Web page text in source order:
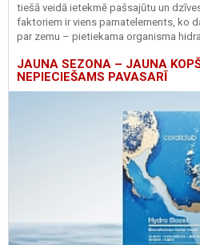
tiešā veidā ietekmē pašsajūtu un
faktoriem ir viens pamatelements, ko
par zemu – pietiekama organisma
JAUNA SEZONA – JAUNA
NEPIECIEŠAMS PAVASARĪ